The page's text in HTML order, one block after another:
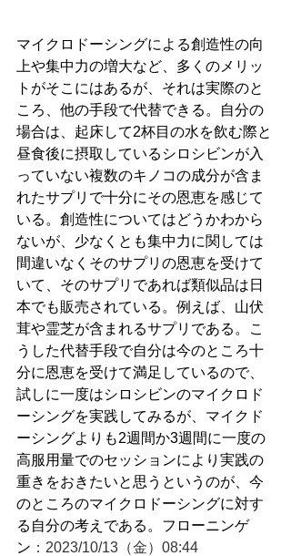
マイクロドーシングによる創造性の向
上や集中力の増大など、多くのメリッ
トがそこにはあるが、それは実際のと
ころ、他の手段で代替できる。自分の
場合は、起床して2杯目の水を飲む際と
昼食後に摂取しているシロシビンが入
っていない複数のキノコの成分が含ま
れたサプリで十分にその恩恵を感じて
いる。創造性についてはどうかわから
ないが、少なくとも集中力に関しては
間違いなくそのサプリの恩恵を受けて
いて、そのサプリであれば類似品は日
本でも販売されている。例えば、山伏
茸や霊芝が含まれるサプリである。こ
うした代替手段で自分は今のところ十
分に恩恵を受けて満足しているので、
試しに一度はシロシビンのマイクロド
ーシングを実践してみるが、マイクド
ーシングよりも2週間か3週間に一度の
高服用量でのセッションにより実践の
重きをおきたいと思うというのが、今
のところのマイクロドーシングに対す
る自分の考えである。フローニンゲ
ン ：2023/10/13（金）08:44